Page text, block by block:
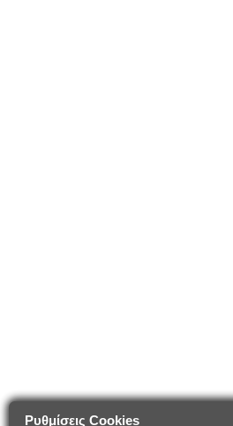
Ρυθμίσεις Cookies